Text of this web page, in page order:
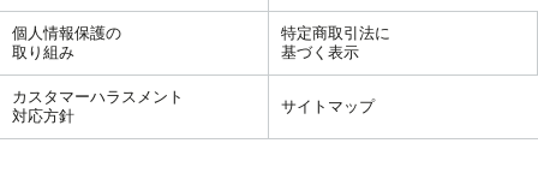
個人情報保護の
取り組み
特定商取引法に
基づく表示
カスタマーハラスメント
対応方針
サイトマップ